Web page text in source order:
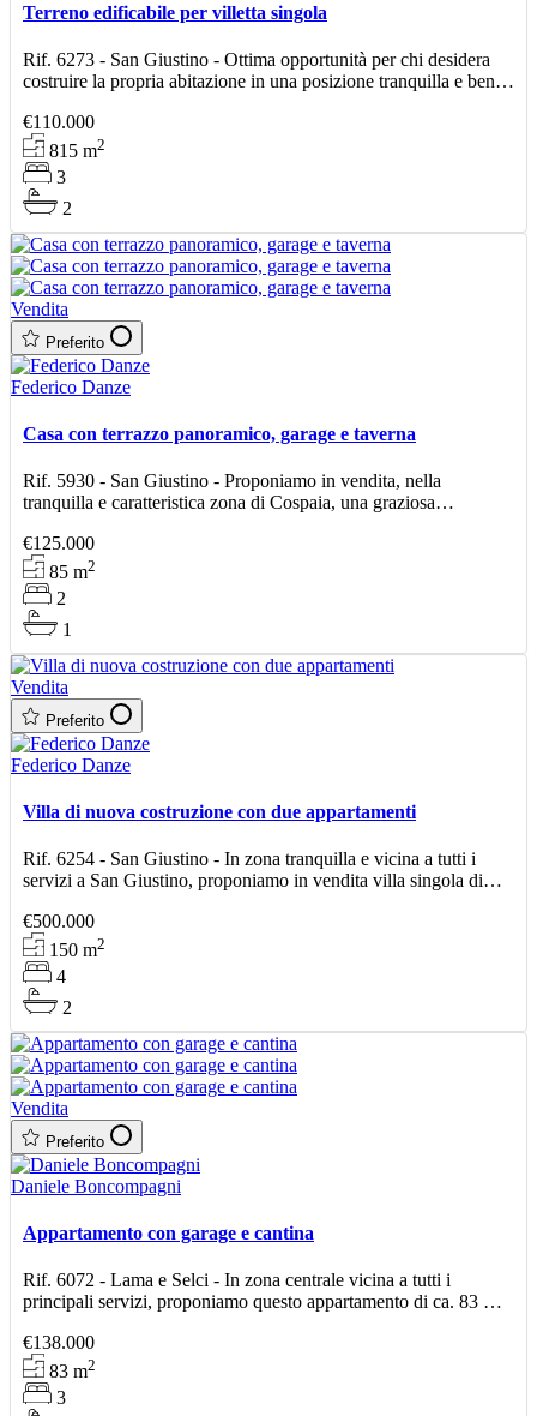
Terreno edificabile per villetta singola
Rif. 6273 - San Giustino - Ottima opportunità per chi desidera
costruire la propria abitazione in una posizione tranquilla e ben
€110.000
815m2
3
2
Vendita
Preferito
Federico Danze
Casa con terrazzo panoramico, garage e taverna
Rif. 5930 - San Giustino - Proponiamo in vendita, nella
tranquilla e caratteristica zona di Cospaia, una graziosa
€125.000
85m2
2
1
Vendita
Preferito
Federico Danze
Villa di nuova costruzione con due appartamenti
Rif. 6254 - San Giustino - In zona tranquilla e vicina a tutti i
servizi a San Giustino, proponiamo in vendita villa singola di
€500.000
150m2
4
2
Vendita
Preferito
Daniele Boncompagni
Appartamento con garage e cantina
Rif. 6072 - Lama e Selci - In zona centrale vicina a tutti i
principali servizi, proponiamo questo appartamento di ca. 83 mq
€138.000
83m2
3